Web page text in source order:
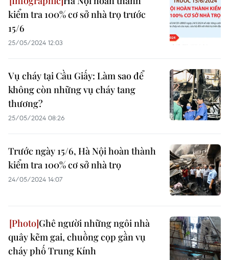
kiểm tra 100% cơ sở nhà trọ trước
15/6
25/05/2024 12:03
Vụ cháy tại Cầu Giấy: Làm sao để
không còn những vụ cháy tang
thương?
25/05/2024 08:26
Trước ngày 15/6, Hà Nội hoàn thành
kiểm tra 100% cơ sở nhà trọ
24/05/2024 14:07
Ghê người những ngôi nhà
quây kẽm gai, chuồng cọp gần vụ
cháy phố Trung Kính